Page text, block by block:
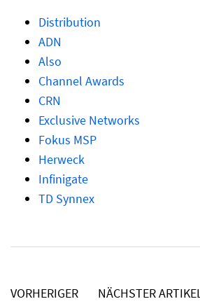
Distribution
ADN
Also
Channel Awards
CRN
Exclusive Networks
Fokus MSP
Herweck
Infinigate
TD Synnex
VORHERIGER
NÄCHSTER ARTIKEL